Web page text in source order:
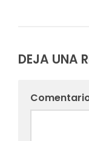
DEJA UNA